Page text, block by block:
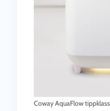
Coway AquaFlow